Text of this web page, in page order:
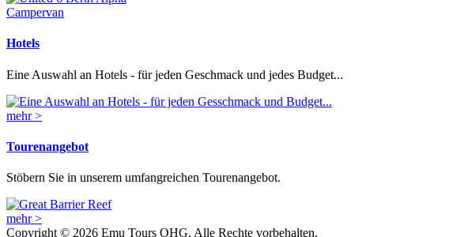
Hotels
Eine Auswahl an Hotels - für jeden Geschmack und jedes Budget...
mehr >
Tourenangebot
Stöbern Sie in unserem umfangreichen Tourenangebot.
mehr >
Copyright © 2026 Emu Tours OHG. Alle Rechte vorbehalten.